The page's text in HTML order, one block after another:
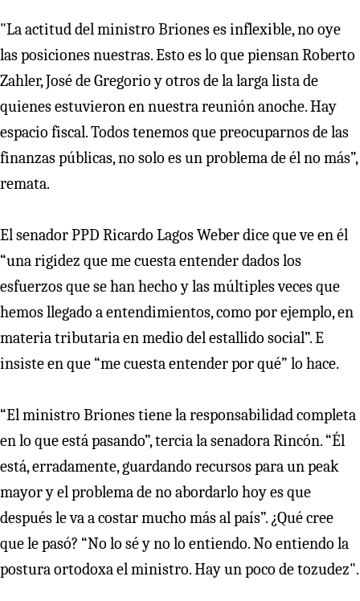
"La actitud del ministro Briones es inflexible, no oye
las posiciones nuestras. Esto es lo que piensan Roberto
Zahler, José de Gregorio y otros de la larga lista de
quienes estuvieron en nuestra reunión anoche. Hay
espacio fiscal. Todos tenemos que preocuparnos de las
finanzas públicas, no solo es un problema de él no más”,
remata.
El senador PPD Ricardo Lagos Weber dice que ve en él
“una rigidez que me cuesta entender dados los
esfuerzos que se han hecho y las múltiples veces que
hemos llegado a entendimientos, como por ejemplo, en
materia tributaria en medio del estallido social”. E
insiste en que “me cuesta entender por qué” lo hace.
“El ministro Briones tiene la responsabilidad completa
en lo que está pasando”, tercia la senadora Rincón. “Él
está, erradamente, guardando recursos para un peak
mayor y el problema de no abordarlo hoy es que
después le va a costar mucho más al país”. ¿Qué cree
que le pasó? “No lo sé y no lo entiendo. No entiendo la
postura ortodoxa el ministro. Hay un poco de tozudez".